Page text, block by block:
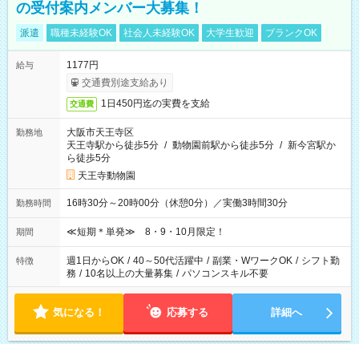
の受付案内メンバー大募集！
派遣 職種未経験OK 社会人未経験OK 大学生歓迎 ブランクOK
給与
1177円
交通費別途支給あり
交通費 1日450円迄の実費を支給
勤務地
大阪市天王寺区
天王寺駅から徒歩5分 / 動物園前駅から徒歩5分 / 新今宮駅か
ら徒歩5分
天王寺動物園
勤務時間 16時30分～20時00分（休憩0分）／実働3時間30分
期間 ≪短期＊単発≫ 8・9・10月限定！
特徴 週1日からOK / 40～50代活躍中 / 副業・WワークOK / シフト勤
務 / 10名以上の大量募集 / パソコンスキル不要
気になる！ 応募する 詳細へ